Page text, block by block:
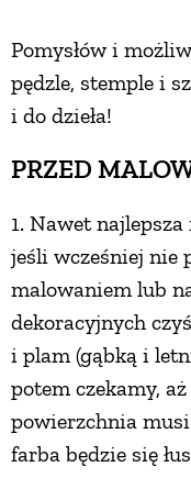
Pomysłów i
pędzle, stemple i
i do dzieła!
PRZED
1. Nawet
jeśli wcześniej nie
malowaniem lub
dekoracyjnych
i plam (gąbką i
potem czekamy,
powierzchnia musi
farba będzie się